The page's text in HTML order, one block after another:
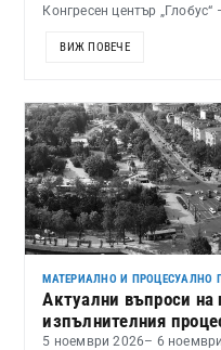
Конгресен център
ВИЖ ПОВЕЧЕ
МАТЕРИАЛНО И ПРОЦЕСУАЛНО
Актуални въпроси на
изпълнителния
5 ноември 2026– 6